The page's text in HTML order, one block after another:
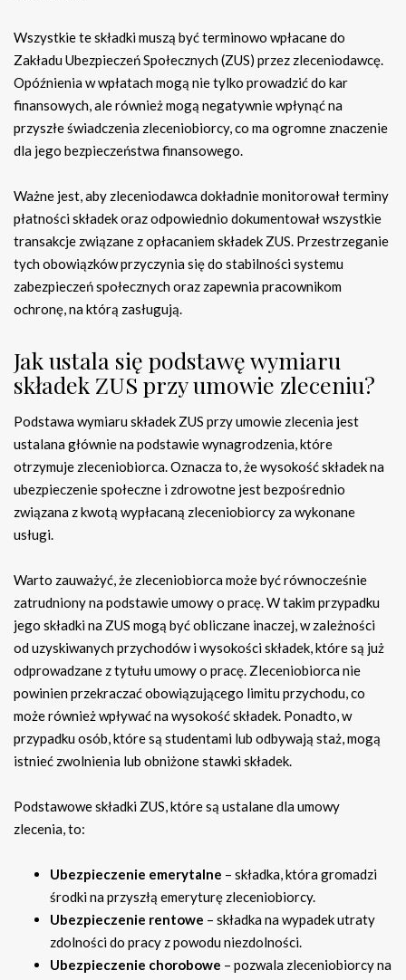
Wszystkie te składki muszą być terminowo wpłacane do
Zakładu Ubezpieczeń Społecznych (ZUS) przez zleceniodawcę.
Opóźnienia w wpłatach mogą nie tylko prowadzić do kar
finansowych, ale również mogą negatywnie wpłynąć na
przyszłe świadczenia zleceniobiorcy, co ma ogromne znaczenie
dla jego bezpieczeństwa finansowego.
Ważne jest, aby zleceniodawca dokładnie monitorował terminy
płatności składek oraz odpowiednio dokumentował wszystkie
transakcje związane z opłacaniem składek ZUS. Przestrzeganie
tych obowiązków przyczynia się do stabilności systemu
zabezpieczeń społecznych oraz zapewnia pracownikom
ochronę, na którą zasługują.
Jak ustala się podstawę wymiaru
składek ZUS przy umowie zleceniu?
Podstawa wymiaru składek ZUS przy umowie zlecenia jest
ustalana głównie na podstawie wynagrodzenia, które
otrzymuje zleceniobiorca. Oznacza to, że wysokość składek na
ubezpieczenie społeczne i zdrowotne jest bezpośrednio
związana z kwotą wypłacaną zleceniobiorcy za wykonane
usługi.
Warto zauważyć, że zleceniobiorca może być równocześnie
zatrudniony na podstawie umowy o pracę. W takim przypadku
jego składki na ZUS mogą być obliczane inaczej, w zależności
od uzyskiwanych przychodów i wysokości składek, które są już
odprowadzane z tytułu umowy o pracę. Zleceniobiorca nie
powinien przekraczać obowiązującego limitu przychodu, co
może również wpływać na wysokość składek. Ponadto, w
przypadku osób, które są studentami lub odbywają staż, mogą
istnieć zwolnienia lub obniżone stawki składek.
Podstawowe składki ZUS, które są ustalane dla umowy
zlecenia, to:
Ubezpieczenie emerytalne – składka, która gromadzi
środki na przyszłą emeryturę zleceniobiorcy.
Ubezpieczenie rentowe – składka na wypadek utraty
zdolności do pracy z powodu niezdolności.
Ubezpieczenie chorobowe – pozwala zleceniobiorcy na